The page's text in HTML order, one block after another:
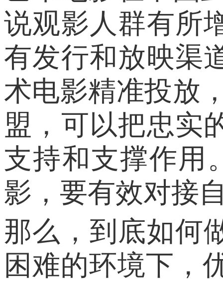
说观影人群有所
有发行和放映渠
术电影精准投放
盟，可以把忠实
支持和支撑作用
影，要有效对接
那么，到底如何
困难的环境下，